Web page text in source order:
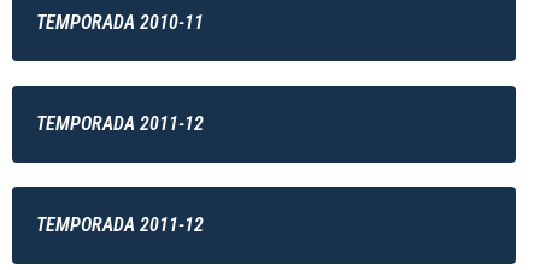
TEMPORADA 2010-11
TEMPORADA 2011-12
TEMPORADA 2011-12